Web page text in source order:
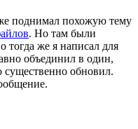
поднимал похожую тему
. Но там были
тогда же я написал для
объединил в один,
существенно обновил.